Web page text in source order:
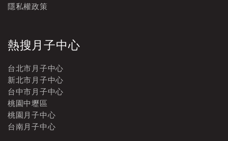
隱私權政策
熱搜月子中心
台北市月子中心
新北市月子中心
台中市月子中心
桃園中壢區
桃園月子中心
台南月子中心